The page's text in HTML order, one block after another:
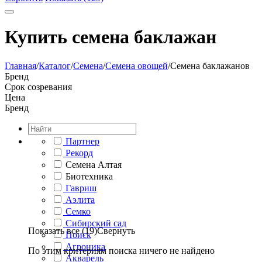
Купить семена баклажан
Главная/Каталог/Семена/Семена овощей/Семена баклажанов
Бренд
Срок созревания
Цена
Бренд
Партнер
Рекорд
Семена Алтая
Биотехника
Гавриш
Аэлита
Семко
Сибирский сад
Поиск
Агроника
Акварель
Показать все (19)Свернуть
По этим критериям поиска ничего не найдено